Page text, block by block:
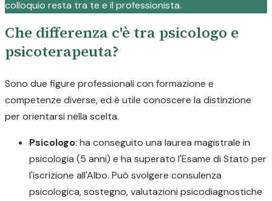
colloquio resta tra te e il professionista.
Che differenza c'è tra psicologo e
psicoterapeuta?
Sono due figure professionali con formazione e
competenze diverse, ed è utile conoscere la distinzione
per orientarsi nella scelta.
Psicologo: ha conseguito una laurea magistrale in
psicologia (5 anni) e ha superato l'Esame di Stato per
l'iscrizione all'Albo. Può svolgere consulenza
psicologica, sostegno, valutazioni psicodiagnostiche